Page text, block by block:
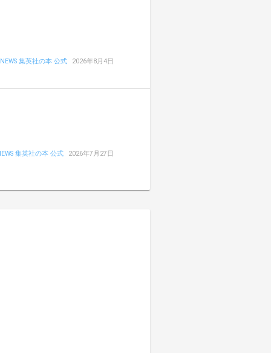
NEWS 集英社の本 公式 2026年8月4日
集英社の本 公式 2026年7月27日